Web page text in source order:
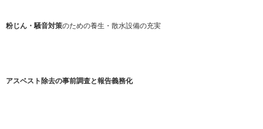
粉じん・騒音対策のための養生・散水設備の充実
アスベスト除去の事前調査と報告義務化